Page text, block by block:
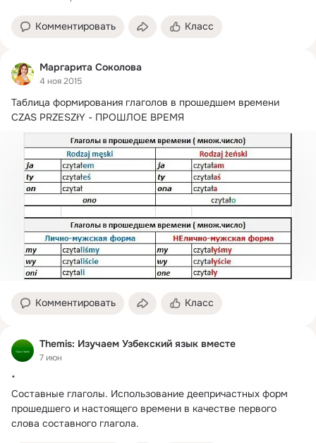
Комментировать Класс
Маргарита Соколова
4 ноя 2015
Таблица формирования глаголов в прошедшем времени
CZAS PRZESZłY - ПРОШЛОЕ ВРЕМЯ
Комментировать Класс
Themis: Изучаем Узбекский язык вместе
7 июн
*
Составные глаголы. Использование деепричастных форм
прошедшего и настоящего времени в качестве первого
слова составного глагола.